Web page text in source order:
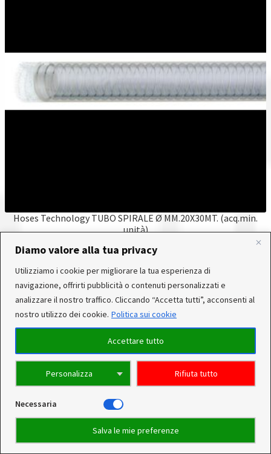
Diamo valore alla tua privacy
Utilizziamo i cookie per migliorare la tua esperienza di
navigazione, offrirti pubblicità o contenuti personalizzati e
analizzare il nostro traffico. Cliccando “Accetta tutti”, acconsenti al
nostro utilizzo dei cookie. Politica sui cookie
Personalizza Rifiuta tutto
Accettare tutto
Necessaria
Salva le mie preferenze
In occasione delle FERIE ESTIVE, alcune aziende
produttrici e corrieri potrebbero sospendere o rallentare
temporaneamente le attività. Per questo motivo, gli
ordini di alcuni reparti (Utensileria - Ferramenta - arredo)
ricevuti, potrebbero essere CONSEGNATI DOPO IL 25-08-
disposizione a mezzo whatsapp allo 041-4581364. Grazie
per la comprensione e Buone Ferie.
Hoses Technology TUBO SPIRALE Ø MM.20X30MT. (acq.min.
unità)
80,00
Aggiungi al carrello Confronta